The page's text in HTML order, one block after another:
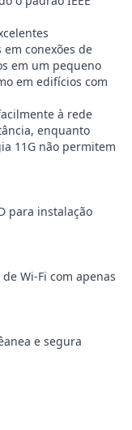
conexões de
em um pequeno
em edifícios com
à rede
enquanto
11G não permitem
para instalação
Wi-Fi com apenas
e segura